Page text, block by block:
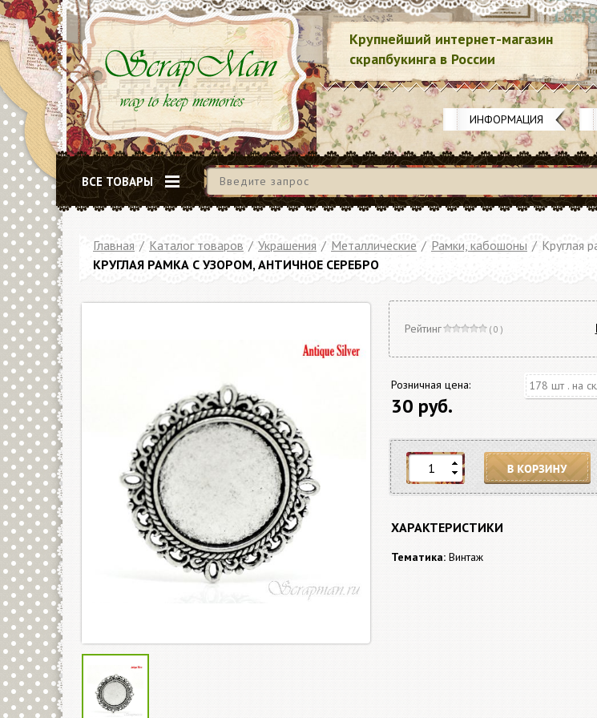
Крупнейший интернет-магазин
скрапбукинга в России
ИНФОРМАЦИЯ
ВСЕ ТОВАРЫ
Главная / Каталог товаров / Украшения / Металлические / Рамки, кабошоны / Круглая
КРУГЛАЯ РАМКА С УЗОРОМ, АНТИЧНОЕ СЕРЕБРО
Рейтинг ( 0 )
Розничная цена:
30 руб.
178 шт . на
В корзину
ХАРАКТЕРИСТИКИ
Тематика: Винтаж